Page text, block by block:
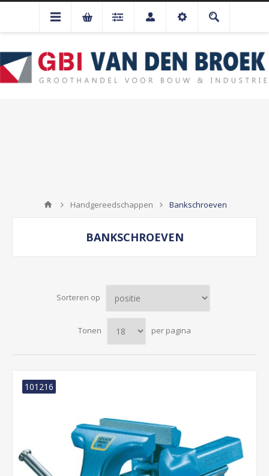
Handgereedschappen Bankschroeven
BANKSCHROEVEN
Sorteren op
Tonen per pagina
101216